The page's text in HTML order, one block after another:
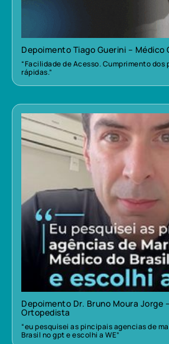
Depoimento Tiago Guerini – Médico
“Facilidade de Acesso. Cumprimento dos
rápidas.”
Depoimento Dr. Bruno Moura Jorge
Ortopedista
“eu pesquisei as pincipais agencias de
Brasil no gpt e escolhi a WE”